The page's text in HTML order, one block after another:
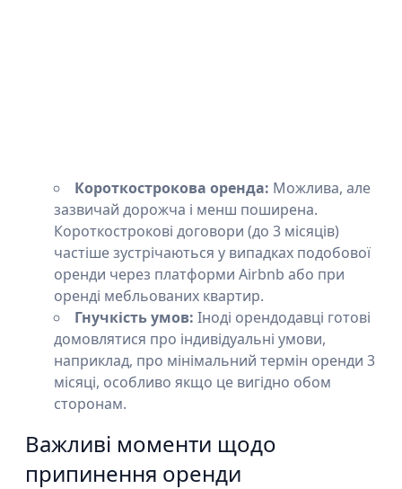
Короткострокова оренда: Можлива, але
зазвичай дорожча і менш поширена.
Короткострокові договори (до 3 місяців)
частіше зустрічаються у випадках подобової
оренди через платформи Airbnb або при
оренді мебльованих квартир.
Гнучкість умов: Іноді орендодавці готові
домовлятися про індивідуальні умови,
наприклад, про мінімальний термін оренди 3
місяці, особливо якщо це вигідно обом
сторонам.
Важливі моменти щодо
припинення оренди